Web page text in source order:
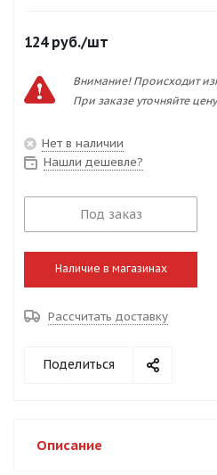
124руб./шт
Внимание! Происходит
При заказе уточняйте
Нет в наличии
Нашли дешевле?
Под заказ
Наличие в магазинах
Рассчитать доставку
Поделиться
Описание